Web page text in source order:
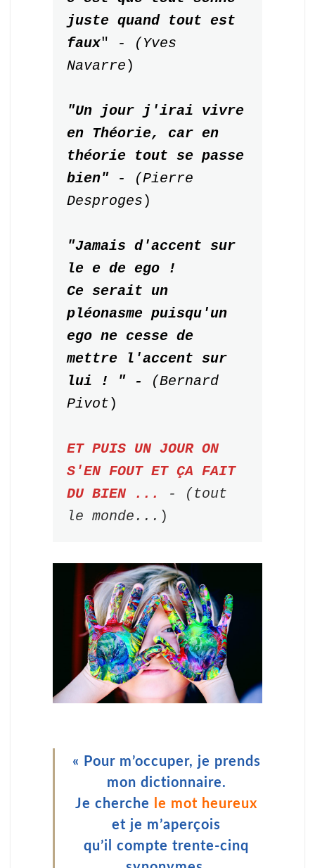
juste quand tout est
faux"
- (Yves
Navarre )
"Un jour j'irai vivre
en Théorie, car en
théorie tout se passe
bien"
- (Pierre
Desproges )
"Jamais d'accent sur
le e de ego !
Ce serait un
pléonasme puisqu'un
ego ne cesse de
mettre l'accent sur
lui ! " -
(Bernard
Pivot
ET PUIS UN JOUR ON
S'EN FOUT ET ÇA FAIT
DU BIEN ...
- (tout
le monde... )
« Pour m’occuper, je prends
mon dictionnaire.
Je cherche
le mot heureux
et je m’aperçois
qu’il compte trente-cinq